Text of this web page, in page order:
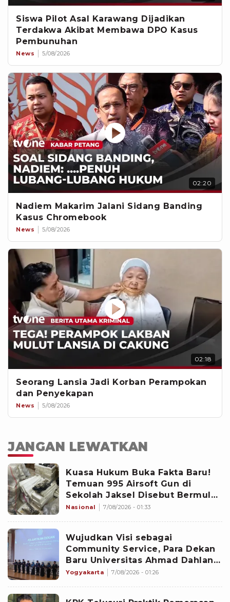
Siswa Pilot Asal Karawang Dijadikan
Terdakwa Akibat Membawa DPO Kasus
Pembunuhan
News 5/08/2026
02:20
Nadiem Makarim Jalani Sidang Banding
Kasus Chromebook
News 5/08/2026
02:18
Seorang Lansia Jadi Korban Perampokan
dan Penyekapan
News 5/08/2026
JANGAN LEWATKAN
Kuasa Hukum Buka Fakta Baru!
Temuan 995 Airsoft Gun di
Sekolah Jaksel Disebut Bermula
dari Sengketa Yayasan
Nasional 7/08/2026 - 01:33
Wujudkan Visi sebagai
Community Service, Para Dekan
Baru Universitas Ahmad Dahlan
Diminta Fokus pada Lima
Yogyakarta 7/08/2026 - 01:26